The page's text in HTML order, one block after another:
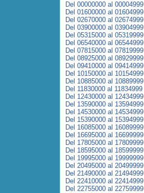
Del 00000000 al 00004999
Del 01600000 al 01604999
Del 02670000 al 02674999
Del 03900000 al 03904999
Del 05315000 al 05319999
Del 06540000 al 06544999
Del 07815000 al 07819999
Del 08925000 al 08929999
Del 09410000 al 09414999
Del 10150000 al 10154999
Del 10885000 al 10889999
Del 11830000 al 11834999
Del 12430000 al 12434999
Del 13590000 al 13594999
Del 14530000 al 14534999
Del 15390000 al 15394999
Del 16085000 al 16089999
Del 16695000 al 16699999
Del 17805000 al 17809999
Del 18595000 al 18599999
Del 19995000 al 19999999
Del 20495000 al 20499999
Del 21490000 al 21494999
Del 22410000 al 22414999
Del 22755000 al 22759999